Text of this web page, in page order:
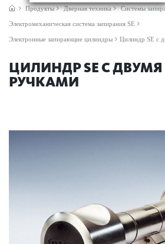
Продукты Дверная техника Системы
Электромеханическая система запирания SE
Электронные запирающие цилиндры Цилиндр SE с
ЦИЛИНДР SE С
РУЧКАМИ